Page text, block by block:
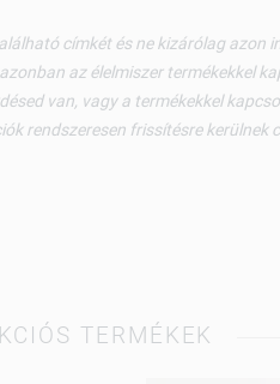
címkét és ne kizárólag
az élelmiszer termékekkel
van, vagy a termékekkel
rendszeresen frissítésre kerülnek
TERMÉKEK